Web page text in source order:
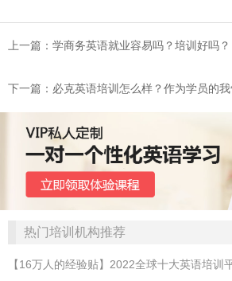
上一篇：学商务英语就业容易吗？培训好吗？
下一篇：必克英语培训怎么样？作为学员的
热门培训机构推荐